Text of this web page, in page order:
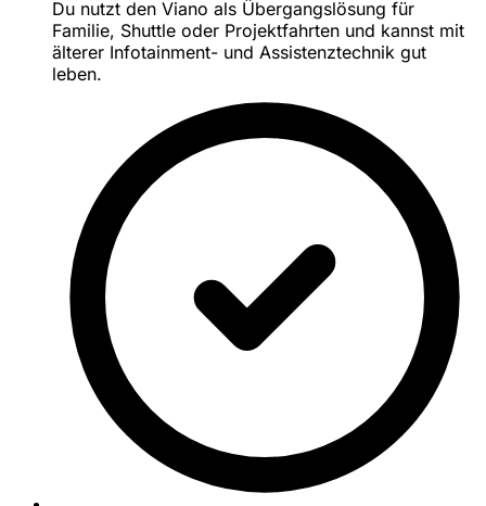
Du nutzt den Viano als Übergangslösung für
Familie, Shuttle oder Projektfahrten und kannst mit
älterer Infotainment- und Assistenztechnik gut
leben.